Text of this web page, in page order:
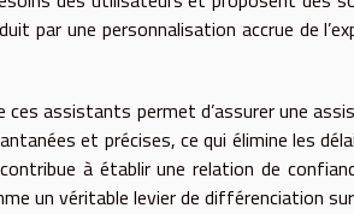
par une personnalisation accrue de
ces assistants permet d’assurer une
et précises, ce qui élimine les
à établir une relation de
un véritable levier de différenciation